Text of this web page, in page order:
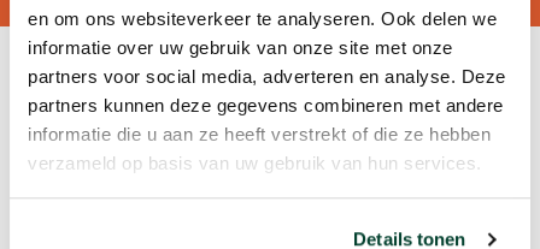
en om ons websiteverkeer te analyseren. Ook delen we
informatie over uw gebruik van onze site met onze
partners voor social media, adverteren en analyse. Deze
partners kunnen deze gegevens combineren met andere
informatie die u aan ze heeft verstrekt of die ze hebben
verzameld op basis van uw gebruik van hun services.
Details tonen
SAMENWERKING
Wij gaan de samenwerking graag aan.
Samenwerking? Ja, samenwerking! Het leveren